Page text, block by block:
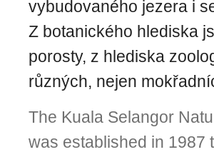
vybudovaného jezera i
Z botanického hlediska
porosty, z hlediska
různých, nejen
The Kuala Selangor
was established in 1987